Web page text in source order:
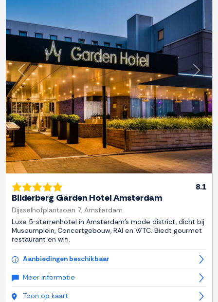
Previous Next
8.1
Bilderberg Garden Hotel Amsterdam
Dijsselhofplantsoen 7, Amsterdam
Luxe 5-sterrenhotel in Amsterdam's mode district, dicht bij
Museumplein, Concertgebouw, RAI en WTC. Biedt gourmet
restaurant en wifi.
Aanbiedingen beschikbaar
Meer informatie
Toon op kaart